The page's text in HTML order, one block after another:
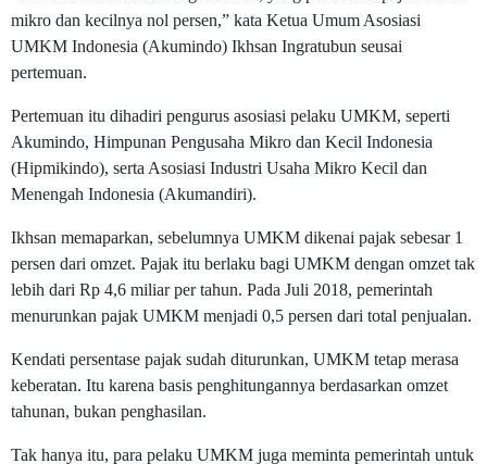
mikro dan kecilnya nol persen,” kata Ketua Umum Asosiasi
UMKM Indonesia (Akumindo) Ikhsan Ingratubun seusai
pertemuan.
Pertemuan itu dihadiri pengurus asosiasi pelaku UMKM, seperti
Akumindo, Himpunan Pengusaha Mikro dan Kecil Indonesia
(Hipmikindo), serta Asosiasi Industri Usaha Mikro Kecil dan
Menengah Indonesia (Akumandiri).
Ikhsan memaparkan, sebelumnya UMKM dikenai pajak sebesar 1
persen dari omzet. Pajak itu berlaku bagi UMKM dengan omzet tak
lebih dari Rp 4,6 miliar per tahun. Pada Juli 2018, pemerintah
menurunkan pajak UMKM menjadi 0,5 persen dari total penjualan.
Kendati persentase pajak sudah diturunkan, UMKM tetap merasa
keberatan. Itu karena basis penghitungannya berdasarkan omzet
tahunan, bukan penghasilan.
Tak hanya itu, para pelaku UMKM juga meminta pemerintah untuk